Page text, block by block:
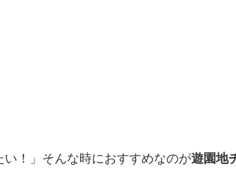
い！」そんな時におすすめなのが遊園地